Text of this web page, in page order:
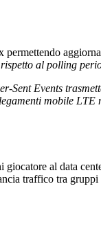
permettendo
al polling
Events
mobile LTE
al data
traffico tra